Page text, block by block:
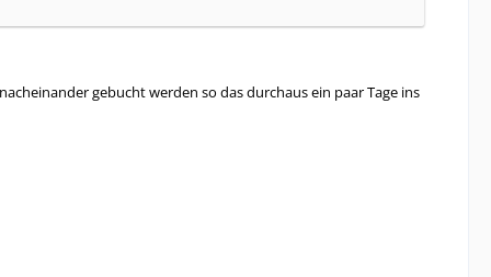
gebucht werden so das durchaus ein paar Tage ins